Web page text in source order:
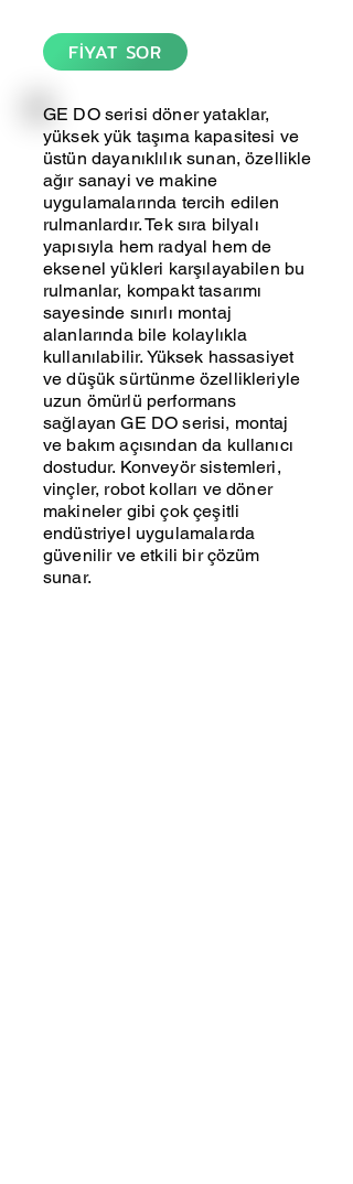
FİYAT SOR
GE DO serisi döner yataklar,
yüksek yük taşıma kapasitesi ve
üstün dayanıklılık sunan, özellikle
ağır sanayi ve makine
uygulamalarında tercih edilen
rulmanlardır. Tek sıra bilyalı
yapısıyla hem radyal hem de
eksenel yükleri karşılayabilen bu
rulmanlar, kompakt tasarımı
sayesinde sınırlı montaj
alanlarında bile kolaylıkla
kullanılabilir. Yüksek hassasiyet
ve düşük sürtünme özellikleriyle
uzun ömürlü performans
sağlayan GE DO serisi, montaj
ve bakım açısından da kullanıcı
dostudur. Konveyör sistemleri,
vinçler, robot kolları ve döner
makineler gibi çok çeşitli
endüstriyel uygulamalarda
güvenilir ve etkili bir çözüm
sunar.